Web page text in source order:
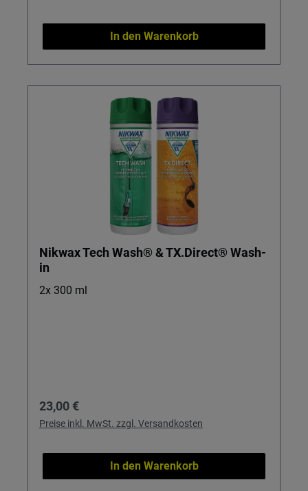
In den Warenkorb
Nikwax Tech Wash® & TX.Direct® Wash-
in
2x 300 ml
Regulärer Preis:
23,00 €
Preise inkl. MwSt. zzgl. Versandkosten
In den Warenkorb